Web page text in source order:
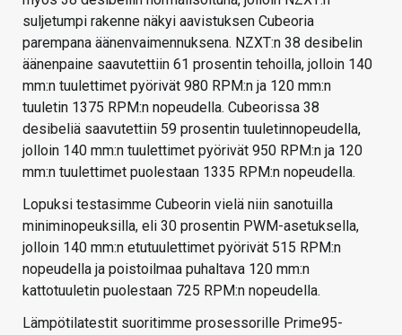
suljetumpi rakenne näkyi aavistuksen Cubeoria
parempana äänenvaimennuksena. NZXT:n 38 desibelin
äänenpaine saavutettiin 61 prosentin tehoilla, jolloin 140
mm:n tuulettimet pyörivät 980 RPM:n ja 120 mm:n
tuuletin 1375 RPM:n nopeudella. Cubeorissa 38
desibeliä saavutettiin 59 prosentin tuuletinnopeudella,
jolloin 140 mm:n tuulettimet pyörivät 950 RPM:n ja 120
mm:n tuulettimet puolestaan 1335 RPM:n nopeudella.
Lopuksi testasimme Cubeorin vielä niin sanotuilla
miniminopeuksilla, eli 30 prosentin PWM-asetuksella,
jolloin 140 mm:n etutuulettimet pyörivät 515 RPM:n
nopeudella ja poistoilmaa puhaltava 120 mm:n
kattotuuletin puolestaan 725 RPM:n nopeudella.
Lämpötilatestit suoritimme prosessorille Prime95-